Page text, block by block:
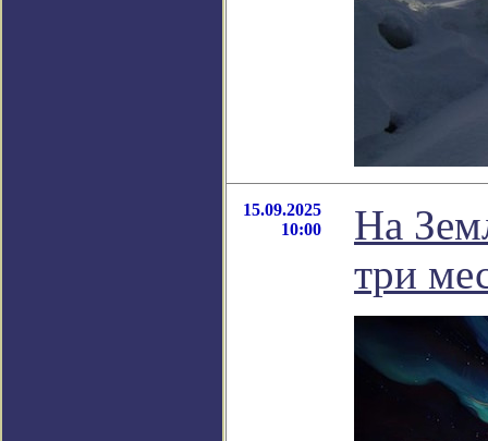
15.09.2025
10:00
На
три